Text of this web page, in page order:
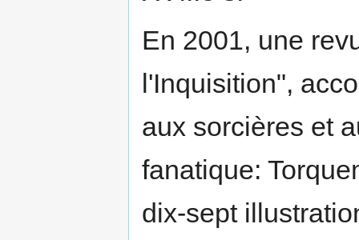
En 2001, une
l'Inquisition",
aux sorcières et
fanatique:
dix-sept